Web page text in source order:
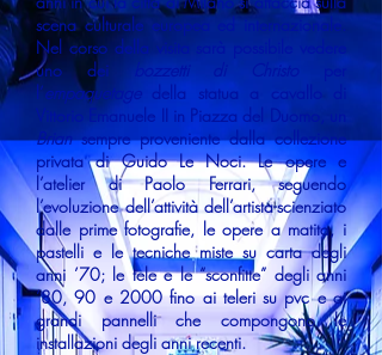
scena culturale europea ed internazionale.
Nel corso della visita sarà possibile vedere
uno deibozzetti di Christo
l’empaquetage
della statua a cavallo di
Vittorio Emanuele II in Piazza del Duomo, un
Briansempre proveniente dalla collezione
privata di Guido Le Noci. Le opere e
l’atelier di Paolo Ferrari, seguendo
l’evoluzione dell’attività dell’artista-scienziato
dalle prime fotografie, le opere a matita, i
pastelli e le tecniche miste su carta degli
anni ’70; le tele e le “sconfitte” degli anni
’80, 90 e 2000 fino ai teleri su pvc e ai
grandi pannelli che compongono le
installazioni degli anni recenti.